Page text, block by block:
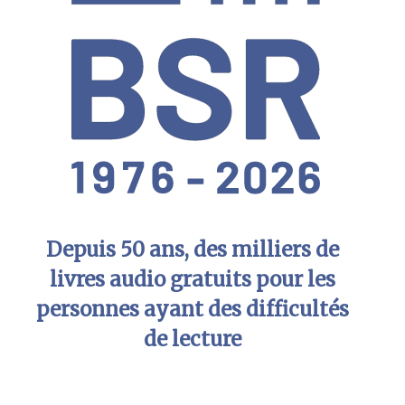
Depuis 50 ans, des milliers de
livres audio gratuits pour les
personnes ayant des difficultés
de lecture